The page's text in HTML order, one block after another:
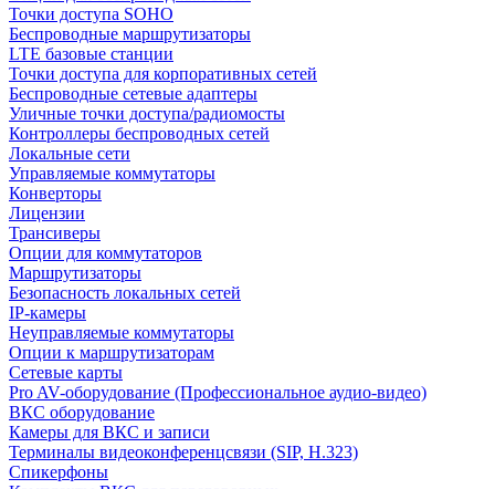
Точки доступа SOHO
Беспроводные маршрутизаторы
LTE базовые станции
Точки доступа для корпоративных сетей
Беспроводные сетевые адаптеры
Уличные точки доступа/радиомосты
Контроллеры беспроводных сетей
Локальные сети
Управляемые коммутаторы
Конверторы
Лицензии
Трансиверы
Опции для коммутаторов
Маршрутизаторы
Безопасность локальных сетей
IP-камеры
Неуправляемые коммутаторы
Опции к маршрутизаторам
Сетевые карты
Pro AV-оборудование (Профессиональное аудио-видео)
ВКС оборудование
Камеры для ВКС и записи
Терминалы видеоконференцсвязи (SIP, H.323)
Спикерфоны